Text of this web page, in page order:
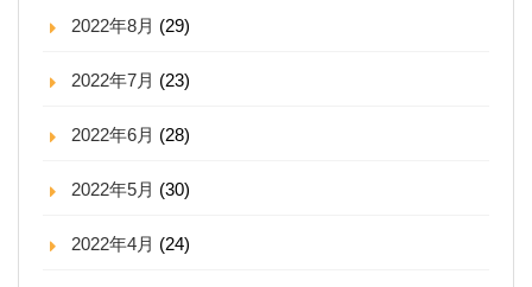
2022年8月 (29)
2022年7月 (23)
2022年6月 (28)
2022年5月 (30)
2022年4月 (24)